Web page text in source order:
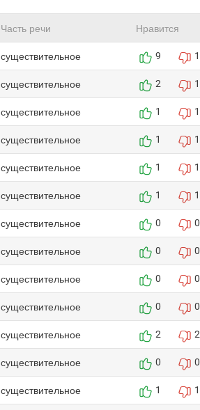
Часть речи Нравится
существительное 9 1
существительное 2 1
существительное 1 1
существительное 1 1
существительное 1 1
существительное 1 1
существительное 0 0
существительное 0 0
существительное 0 0
существительное 0 0
существительное 2 2
существительное 0 0
существительное 1 1